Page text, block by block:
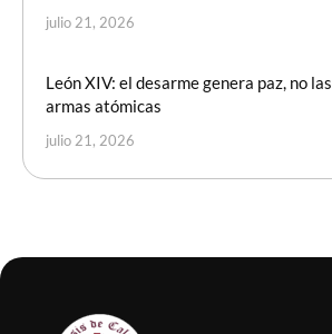
julio 21, 2026
León XIV: el desarme genera paz, no las
armas atómicas
julio 21, 2026